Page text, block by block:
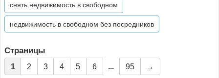
снять недвижимость в свободном
недвижимость в свободном без посредников
Страницы
1 2 3 4 5 6 ... 95 →